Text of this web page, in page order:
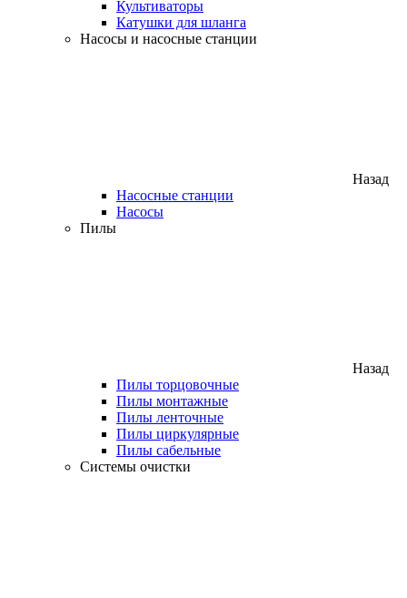
Культиваторы
Катушки для шланга
Насосы и насосные станции
Назад
Насосные станции
Насосы
Пилы
Назад
Пилы торцовочные
Пилы монтажные
Пилы ленточные
Пилы циркулярные
Пилы сабельные
Системы очистки